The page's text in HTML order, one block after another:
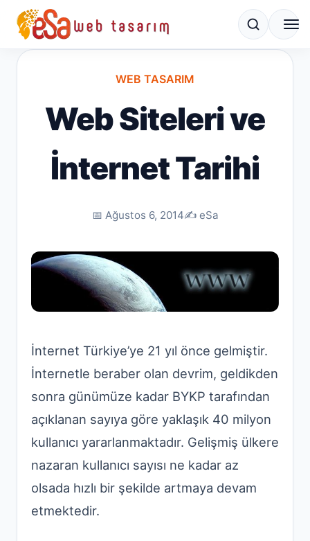
WEB TASARIM
Web Siteleri ve
İnternet Tarihi
📅 Ağustos 6, 2014✍️ eSa
İnternet Türkiye’ye 21 yıl önce gelmiştir.
İnternetle beraber olan devrim, geldikden
sonra günümüze kadar BYKP tarafından
açıklanan sayıya göre yaklaşık 40 milyon
kullanıcı yararlanmaktadır. Gelişmiş ülkere
nazaran kullanıcı sayısı ne kadar az
olsada hızlı bir şekilde artmaya devam
etmektedir.